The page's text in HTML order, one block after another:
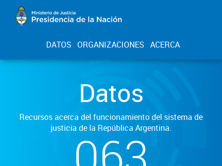
DATOS ORGANIZACIONES ACERCA
Datos
Recursos acerca del funcionamiento del sistema de
justicia de la República Argentina.